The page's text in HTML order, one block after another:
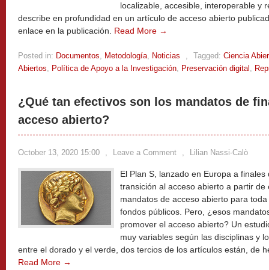
localizable, accesible, interoperable y
describe en profundidad en un artículo de acceso abierto
enlace en la publicación. Read More →
Posted in: Documentos, Metodología, Noticias , Tagged: Ciencia
Abiertos, Política de Apoyo a la Investigación, Preservación digital ,
¿Qué tan efectivos son los mandatos de
acceso abierto?
October 13, 2020 15:00 , Leave a Comment , Lilian Nassi-Calò
El Plan S, lanzado en Europa a
transición al acceso abierto a partir
mandatos de acceso abierto para
fondos públicos. Pero, ¿esos
promover el acceso abierto? Un
muy variables según las disciplinas y
entre el dorado y el verde, dos tercios de los artículos están, de
Read More →